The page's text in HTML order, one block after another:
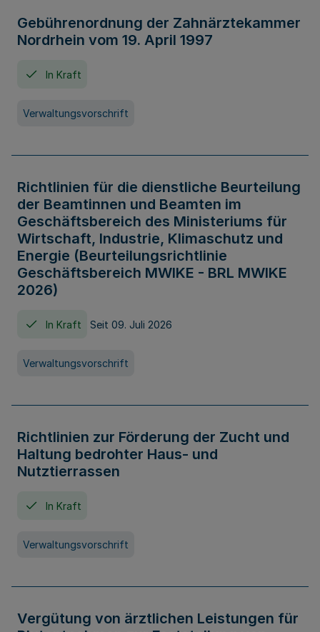
Gebührenordnung der Zahnärztekammer
Nordrhein vom 19. April 1997
In Kraft
Verwaltungsvorschrift
Richtlinien für die dienstliche Beurteilung
der Beamtinnen und Beamten im
Geschäftsbereich des Ministeriums für
Wirtschaft, Industrie, Klimaschutz und
Energie (Beurteilungsrichtlinie
Geschäftsbereich MWIKE - BRL MWIKE
2026)
In Kraft Seit 09. Juli 2026
Verwaltungsvorschrift
Richtlinien zur Förderung der Zucht und
Haltung bedrohter Haus- und
Nutztierrassen
In Kraft
Verwaltungsvorschrift
Vergütung von ärztlichen Leistungen für